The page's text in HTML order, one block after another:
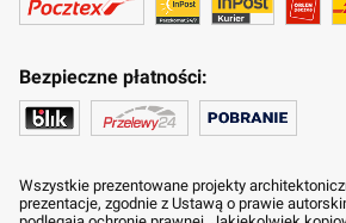
Bezpieczne płatności:
Wszystkie prezentowane projekty
prezentacje, zgodnie z Ustawą o prawie